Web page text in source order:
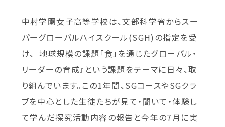
中村学園女子高等学校は、文部科学省からスー
パーグローバルハイスクール(SGH)の指定を受
け、『地球規模の課題「食」を通じたグローバル・
リーダーの育成』という課題をテーマに日々、取
り組んでいます。この1年間、SGコースやSGクラ
ブを中心とした生徒たちが見て・聞いて・体験し
て学んだ探究活動内容の報告と今年の7月に実